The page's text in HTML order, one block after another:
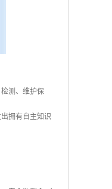
测、维护保
拥有自主知识